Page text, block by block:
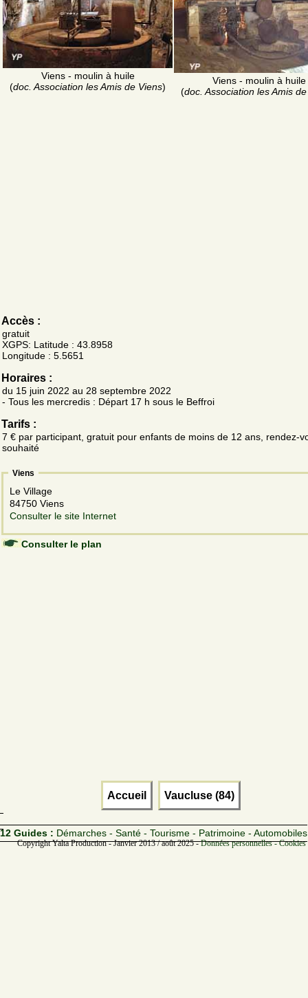
Viens - moulin à huile
(doc. Association les Amis de Viens)
Viens - moulin à huile
(doc. Association les Amis
Accès :
gratuit
XGPS: Latitude : 43.8958
Longitude : 5.5651
Horaires :
du 15 juin 2022 au 28 septembre 2022
- Tous les mercredis : Départ 17 h sous le Beffroi
Tarifs :
7 € par participant, gratuit pour enfants de moins de 12 ans, rendez-
souhaité
Viens
Le Village
84750 Viens
Consulter le site Internet
Consulter le plan
Accueil Vaucluse (84)
12 Guides : Démarches - Santé - Tourisme - Patrimoine - Automobiles
Copyright Yalta Production - Janvier 2013 / août 2025 -Données personnelles -